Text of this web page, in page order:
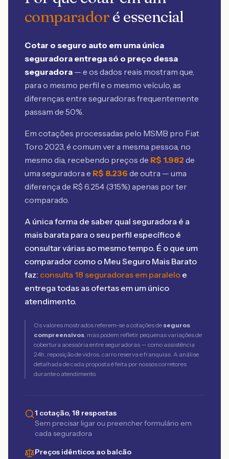
comparadoré essencial
Cotar o seguro auto em uma única
seguradora entrega só o preço dessa
seguradora — e os dados reais mostram que,
para o mesmo perfil e o mesmo veículo, as
diferenças entre seguradoras frequentemente
passam de 50%.
Em cotações processadas pelo MSMB pro Fiat
Toro 2023, é comum ver a mesma pessoa, no
mesmo dia, recebendo preços de R$ 1.982 de
uma seguradora e R$ 8.236 de outra — uma
diferença de R$ 6.254 (315%) apenas por ter
comparado.
A única forma de saber qual seguradora é a
mais barata para o seu perfil específico é
consultar várias ao mesmo tempo. É o que um
comparador como o Meu Seguro Mais Barato
faz: consulta 18 seguradoras em paralelo e
entrega todas as ofertas em um único
atendimento.
Os valores mostrados referem-se a cotações de seguros
compreensivos, mas podem refletir pequenas variações de
cobertura acessória entre seguradoras — como assistência
24h, reposição de vidros, carro reserva e franquias. A análise
detalhada de cada proposta é feita por nossos corretores
durante o atendimento.
1 cotação, 18 respostas
Sem precisar ligar ou preencher formulário em
cada seguradora
Preços idênticos ao balcão